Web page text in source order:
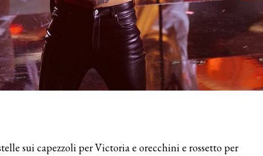
sui capezzoli per Victoria e orecchini e rossetto per